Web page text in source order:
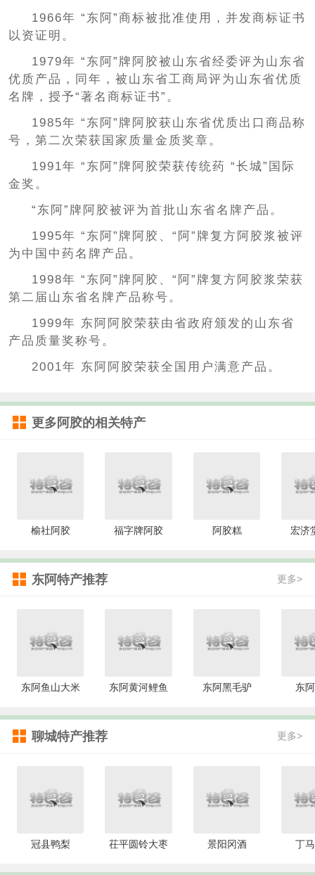
1966年 “东阿”商标被批准使用，并发商标证书
以资证明。
1979年 “东阿”牌阿胶被山东省经委评为山东省
优质产品，同年，被山东省工商局评为山东省优质
名牌，授予“著名商标证书”。
1985年 “东阿”牌阿胶获山东省优质出口商品称
号，第二次荣获国家质量金质奖章。
1991年 “东阿”牌阿胶荣获传统药 “长城”国际
金奖。
“东阿”牌阿胶被评为首批山东省名牌产品。
1995年 “东阿”牌阿胶、“阿”牌复方阿胶浆被评
为中国中药名牌产品。
1998年 “东阿”牌阿胶、“阿”牌复方阿胶浆荣获
第二届山东省名牌产品称号。
1999年 东阿阿胶荣获由省政府颁发的山东省
产品质量奖称号。
2001年 东阿阿胶荣获全国用户满意产品。
更多 阿胶的相关特产
榆社阿胶 福字牌阿胶 阿胶糕 宏济
东阿特产推荐 更多>
东阿鱼山大米 东阿黄河鲤鱼 东阿黑毛驴 东
聊城特产推荐 更多>
冠县鸭梨 茌平圆铃大枣 景阳冈酒 丁